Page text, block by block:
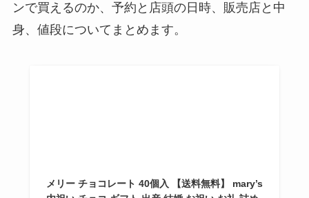
ンで買えるのか、予約と店頭の日時、販売店と中
身、値段についてまとめます。
メリー チョコレート 40個入 【送料無料】 mary’s